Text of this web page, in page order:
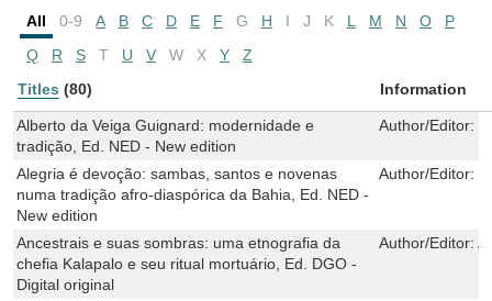
All 0-9 A B C D E F G H I J K L M N O
P
Q
R S T U V W X Y
Z
Titles (80) Information
Alberto da Veiga Guignard: modernidade e
tradição, Ed. NED - New edition
Author/Editor:
Alegria é devoção: sambas, santos e novenas
numa tradição afro-diaspórica da Bahia, Ed. NED -
New edition
Author/Editor:
Ancestrais e suas sombras: uma etnografia da
chefia Kalapalo e seu ritual mortuário, Ed. DGO -
Digital original
Author/Editor: